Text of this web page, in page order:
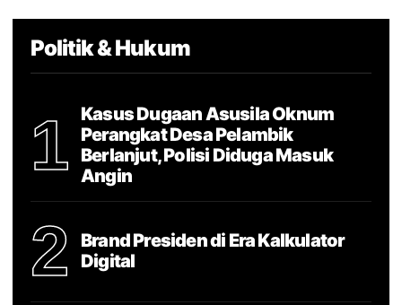
Politik & Hukum
1
Kasus Dugaan Asusila Oknum
Perangkat Desa Pelambik
Berlanjut, Polisi Diduga Masuk
Angin
2
Brand Presiden di Era Kalkulator
Digital